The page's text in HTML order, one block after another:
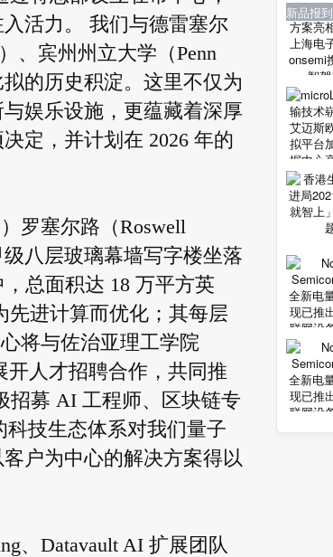
活力。 我们与德雷塞尔
、宾州州立大学（Penn
的历史积淀。这里不仅为
娱乐设施，更蕴藏着深厚
定，并计划在 2026 年的
罗塞尔路（Roswell
八层玻璃幕墙写字楼坐落
总面积达 18 万平方英
先进计算而优化；其每层
将与佐治亚理工学院
开人才招聘合作，共同推
招募 AI 工程师、区块链专
科技生态体系对我们量子
户为中心的解决方案得以
、Datavault AI 扩展团队
业界资讯
业界资讯
业界资讯
新品报到
新品报到